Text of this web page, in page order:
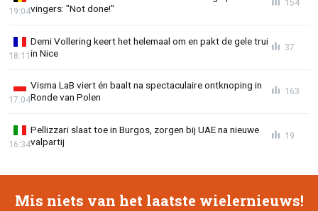
vingers: "Not done!"
19:04
154
Demi Vollering keert het helemaal om en pakt de gele trui
in Nice
18:11
37
Visma LaB viert én baalt na spectaculaire ontknoping in
Ronde van Polen
17:04
163
Pellizzari slaat toe in Burgos, zorgen bij UAE na nieuwe
valpartij
16:34
19
Mis niets van het laatste wielernieuws!